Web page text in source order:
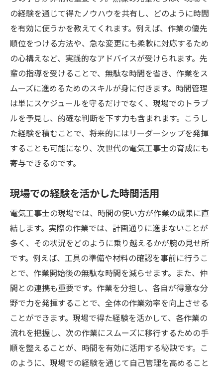
の経験を通じて得たノウハウを共有し、どのように時間
を有効に使うかを教えてくれます。例えば、作業の優先
順位をつける方法や、急な変更にも柔軟に対応するため
の心構えなど、実践的なアドバイスが受けられます。先
輩の指導を受けることで、無駄な時間を省き、作業をス
ムーズに進めるためのスキルが身に付きます。時間管理
は単にスケジュールを守るだけでなく、現場でのトラブ
ルを予見し、的確な判断を下す力も含まれます。こうし
た経験を積むことで、将来的にはリーダーシップを発揮
することも可能になり、次世代の電気工事士の育成にも
寄与できるのです。
現場での経験を活かした時間活用
電気工事士の現場では、時間の使い方が作業の成果に直
結します。実際の作業では、計画通りに進まないことが
多く、その状況をどのように乗り越えるかが腕の見せ所
です。例えば、工具の準備や材料の確認を事前に行うこ
とで、作業開始後の無駄な時間を減らせます。また、仲
間との連携も重要です。作業を分担し、各自が得意な分
野で力を発揮することで、全体の作業効率を向上させる
ことができます。現場で得た経験を活かして、各作業の
流れを把握し、次の作業にスムーズに移行するための手
順を整えることが、時間を有効に活用する秘訣です。こ
のように、現場での経験を通じて自己管理を高めること